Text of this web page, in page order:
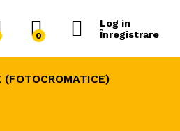
0
Log in
Înregistrare